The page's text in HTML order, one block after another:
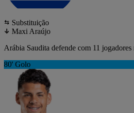
Substituição
Maxi Araújo
Arábia Saudita defende com 11
80' Golo